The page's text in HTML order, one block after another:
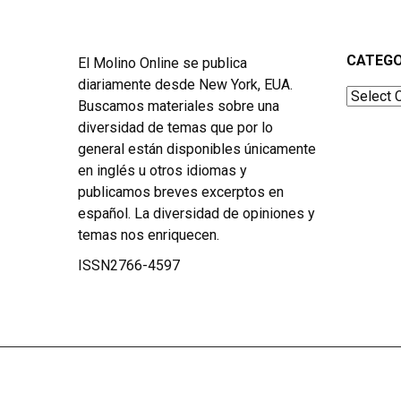
El Molino Online se publica
diariamente desde New York, EUA.
Buscamos materiales sobre una
diversidad de temas que por lo
general están disponibles únicamente
en inglés u otros idiomas y
publicamos breves excerptos en
español. La diversidad de opiniones y
temas nos enriquecen.
ISSN2766-4597